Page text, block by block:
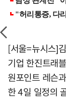
[서울=뉴시스]
기업 한진트래
원포인트 레슨
한 4일 일정의